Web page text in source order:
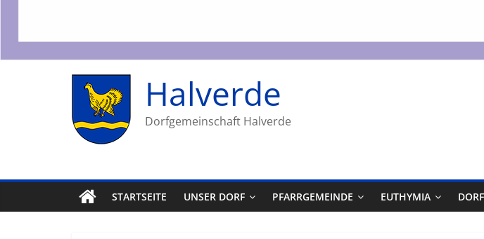
Halverde
Dorfgemeinschaft Halverde
STARTSEITE UNSER DORF PFARRGEMEINDE EUTHYMIA